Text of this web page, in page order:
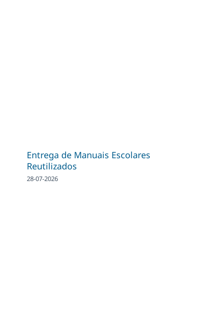
Entrega de Manuais Escolares
Reutilizados
28-07-2026